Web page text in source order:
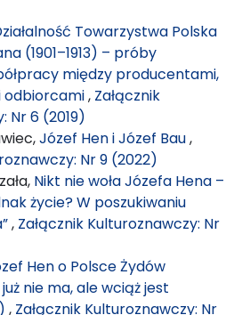
Towarzystwa Polska
(1901–1913) – próby
między producentami,
, Załącznik
Nr 6 (2019)
Józef Hen i Józef Bau,
Nr 9 (2022)
Nikt nie woła Józefa Hena –
życie? W poszukiwaniu
, Załącznik Kulturoznawczy: Nr
Hen o Polsce Żydów
nie ma, ale wciąż jest
, Załącznik Kulturoznawczy: Nr